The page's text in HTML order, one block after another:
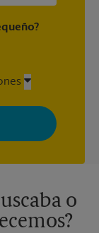
The UPS
y mensajes
cualquier
política de
o